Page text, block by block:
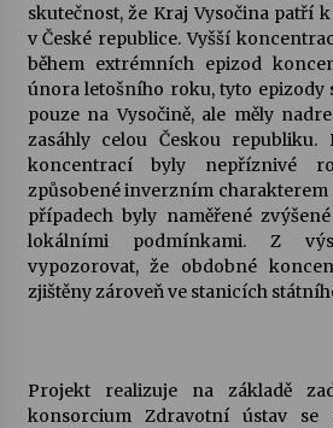
Ozvěny prázdnin
14. 7. 2026
Za kulturou kousek za
odkaz Josefa Čapka
13. 7. 2026
Varhanní recitál
Želiv
3. 7. 2026
30. 6. 2026
skutečnost, že Kraj Vysočina patří
v České republice. Vyšší
během extrémních epizod
února letošního roku, tyto epizody
pouze na Vysočině, ale měly
zasáhly celou Českou republiku.
koncentrací byly nepříznivé
způsobené inverzním charakterem
případech byly naměřené
lokálními podmínkami. Z
vypozorovat, že obdobné
zjištěny zároveň ve stanicích
Projekt realizuje na základě
konsorcium Zdravotní ústav